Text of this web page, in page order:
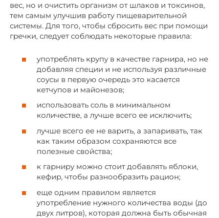
вес, но и очистить организм от шлаков и токсинов,
тем самым улучшив работу пищеварительной
системы. Для того, чтобы сбросить вес при помощи
гречки, следует соблюдать некоторые правила:
употреблять крупу в качестве гарнира, но не
добавляя специи и не используя различные
соусы в первую очередь это касается
кетчупов и майонезов;
использовать соль в минимальном
количестве, а лучше всего ее исключить;
лучше всего ее не варить, а запаривать, так
как таким образом сохраняются все
полезные свойства;
к гарниру можно стоит добавлять яблоки,
кефир, чтобы разнообразить рацион;
еще одним правилом является
употребление нужного количества воды (до
двух литров), которая должна быть обычная